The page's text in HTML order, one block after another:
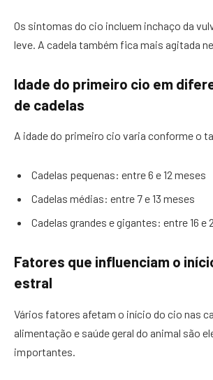
Os sintomas do cio incluem inchaço da
leve. A cadela também fica mais agitada
Idade do primeiro cio em
de cadelas
A idade do primeiro cio varia conforme o
Cadelas pequenas: entre 6 e 12 meses
Cadelas médias: entre 7 e 13 meses
Cadelas grandes e gigantes: entre 16 e
Fatores que influenciam o
estral
Vários fatores afetam o início do cio nas
alimentação e saúde geral do animal são
importantes.